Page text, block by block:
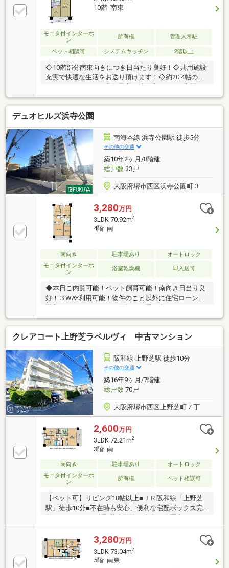
ァイン鳳南店まで約570m※駐車場の空き状況は令和8
年5月24日時点で確認した情報です。*----*----*----*----*--
--*----*----*----*----*----*御内覧ご希望の際は、お気軽に
お問い合わせ下さい。
10階 南東
モニタ付インターホ
ン
所有権 管理人常駐
ペット相談可 システムキッチン 2階以上
◇10階部分南東向きにつき日当たり良好！◇共用施設
充実で快適な生活をお送り頂けます！◇約20.4帖のゆ
収納有り！◇ペット飼育可（規約に制限有り）◇宅配
ボックス設置
デュオヒルズ浜寺公園
南海本線 浜寺公園駅 徒歩5分
その他の交通
築10年2ヶ月/8階建
総戸数33戸
大阪府堺市西区浜寺公園町３
3,280万円
3LDK 70.92m2
4階 南
南向き 駐車場あり
オートロック
モニタ付インターホ
ン
浴室乾燥機 即入居可
◆本日ご内覧可能！ペット飼育可能！南向き日当り良
好！３WAY利用可能！物件のこと以外に住宅ローンや
♪
クレアコート上野芝ラベルヴィ 中古マンション
阪和線 上野芝駅 徒歩10分
その他の交通
築16年9ヶ月/7階建
総戸数70戸
大阪府堺市西区上野芝町７丁
2,600万円
3LDK 72.21m2
3階 南
南向き 駐車場あり
オートロック
モニタ付インターホ
ン
所有権 ペット相談可
【ペット可】リビング18帖以上■ＪＲ阪和線「上野芝
駅」徒歩10分■不在時も安心、便利な宅配ボックス完
お子様の登下校にも安心の距離
3,280万円
3LDK 73.04m2
5階 南東